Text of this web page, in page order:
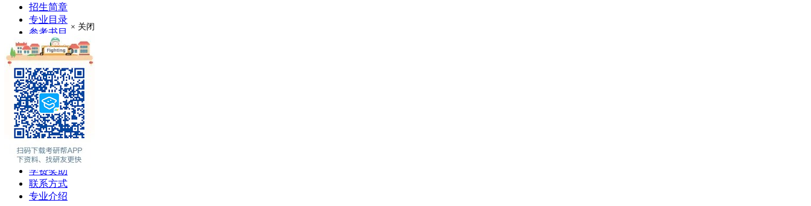
招生简章
专业目录
参考书目
考研大纲
成绩查询
分数线
考研录取
考研真题
报录比
推荐免试
现场确认
在职硕士
考场安排
学费奖助
联系方式
专业介绍
× 关闭